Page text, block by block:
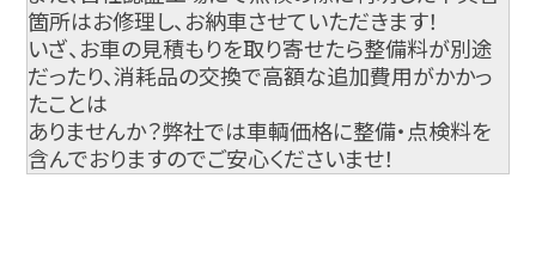
箇所はお修理し、お納車させていただきます！
いざ、お車の見積もりを取り寄せたら整備料が別途
だったり、消耗品の交換で高額な追加費用がかかっ
たことは
ありませんか？弊社では車輌価格に整備・点検料を
含んでおりますのでご安心くださいませ！